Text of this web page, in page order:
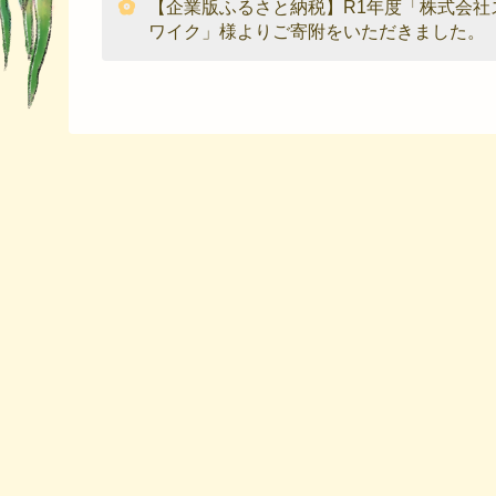
【企業版ふるさと納税】R1年度「株式会社
ワイク」様よりご寄附をいただきました。